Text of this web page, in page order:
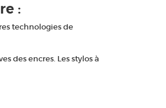
:
technologies de
des encres. Les stylos à